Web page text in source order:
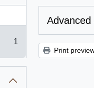
1
Print